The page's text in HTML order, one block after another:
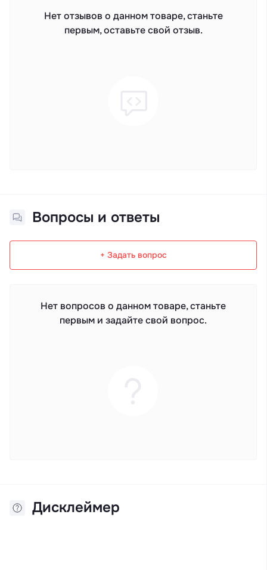
Нет отзывов о данном товаре, станьте
первым, оставьте свой отзыв.
Вопросы и ответы
+ Задать вопрос
Нет вопросов о данном товаре, станьте
первым и задайте свой вопрос.
Дисклеймер